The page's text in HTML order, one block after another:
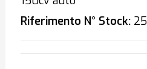
Riferimento N° Stock: